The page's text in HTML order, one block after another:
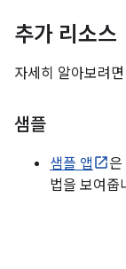
추가 리소스
자세히 알아보려
샘플
샘플 앱
법을 보여줍